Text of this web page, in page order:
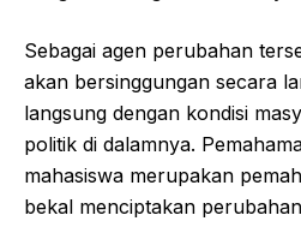
Sebagai agen perubahan
akan bersinggungan secara
langsung dengan kondisi
politik di dalamnya.
mahasiswa merupakan
bekal menciptakan